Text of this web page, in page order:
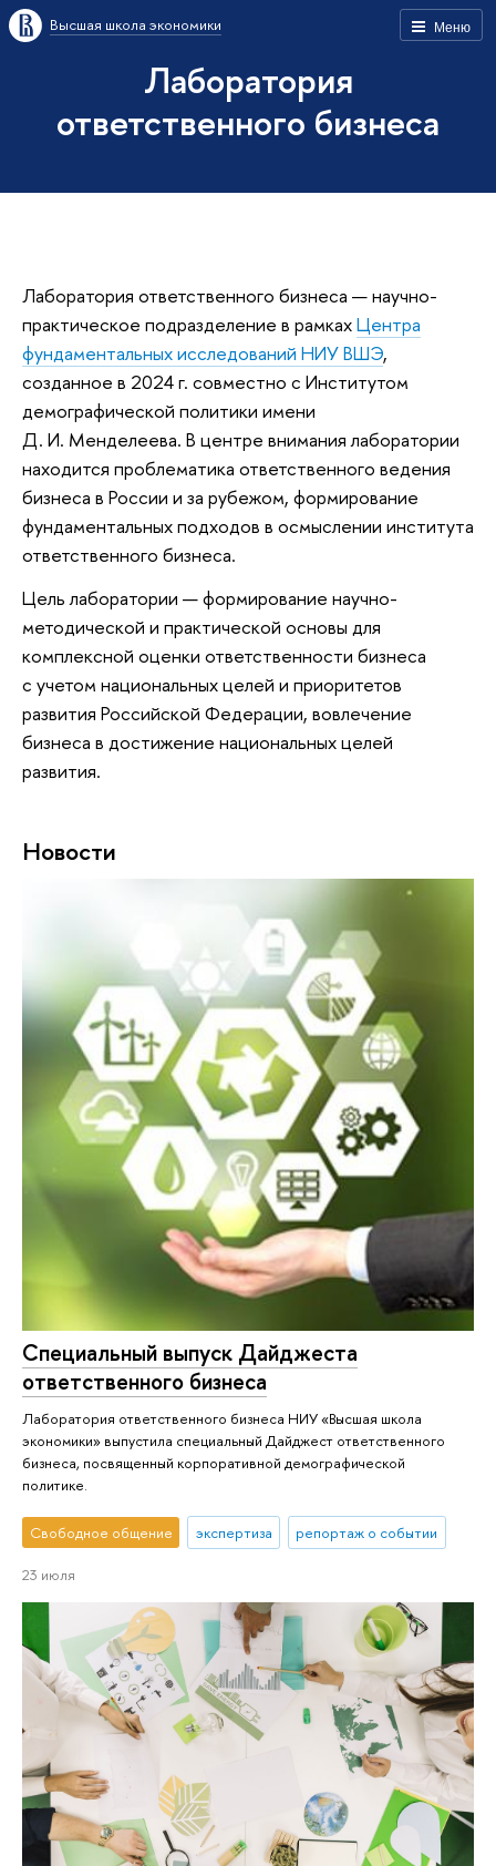
Меню
Высшая школа экономики
Лаборатория
ответственного бизнеса
Лаборатория ответственного бизнеса — научно-
практическое подразделение в рамкахЦентра
фундаментальных исследований НИУ ВШЭ,
созданное в 2024 г. совместно с Институтом
демографической политики имени
Д. И. Менделеева. В центре внимания лаборатории
находится проблематика ответственного ведения
бизнеса в России и за рубежом, формирование
фундаментальных подходов в осмыслении института
ответственного бизнеса.
Цель лаборатории — формирование научно-
методической и практической основы для
комплексной оценки ответственности бизнеса
с учетом национальных целей и приоритетов
развития Российской Федерации, вовлечение
бизнеса в достижение национальных целей
развития.
Новости
Специальный выпуск Дайджеста
ответственного бизнеса
Лаборатория ответственного бизнеса НИУ «Высшая школа
экономики» выпустила специальный Дайджест ответственного
бизнеса, посвященный корпоративной демографической
политике.
Свободное общение экспертиза репортаж о событии
23 июля